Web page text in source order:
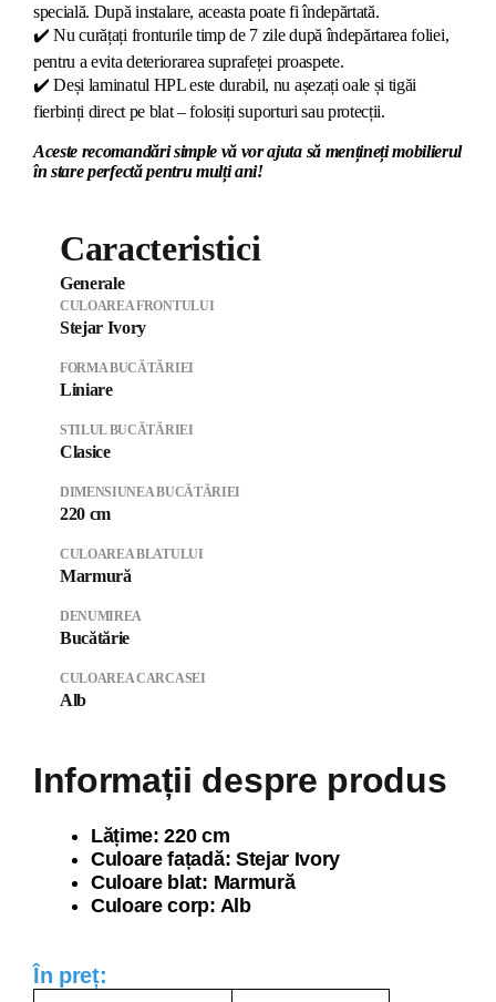
specială. După instalare, aceasta poate fi îndepărtată.
✔️ Nu curățați fronturile timp de 7 zile după îndepărtarea foliei,
pentru a evita deteriorarea suprafeței proaspete.
✔️ Deși laminatul HPL este durabil, nu așezați oale și tigăi
fierbinți direct pe blat – folosiți suporturi sau protecții.
Aceste recomandări simple vă vor ajuta să mențineți mobilierul
în stare perfectă pentru mulți ani!
Caracteristici
Generale
CULOAREA FRONTULUI
Stejar Ivory
FORMA BUCĂTĂRIEI
Liniare
STILUL BUCĂTĂRIEI
Clasice
DIMENSIUNEA BUCĂTĂRIEI
220 cm
CULOAREA BLATULUI
Marmură
DENUMIREA
Bucătărie
CULOAREA CARCASEI
Alb
Informații despre produs
Lățime: 220 cm
Culoare fațadă: Stejar Ivory
Culoare blat: Marmură
Culoare corp: Alb
În preț: